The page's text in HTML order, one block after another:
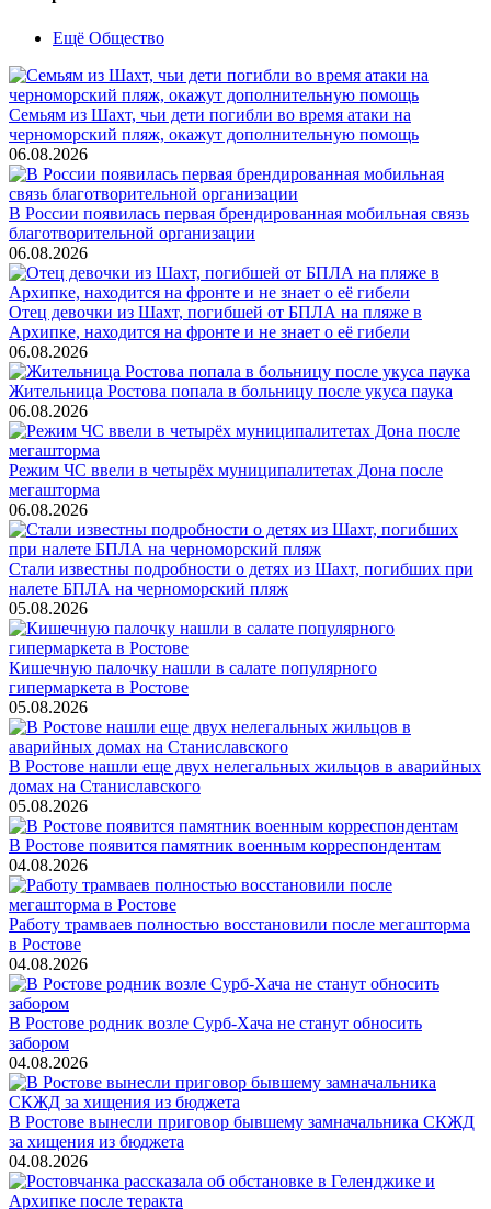
Ещё Общество
Семьям из Шахт, чьи дети погибли во время атаки на
черноморский пляж, окажут дополнительную помощь
06.08.2026
В России появилась первая брендированная мобильная связь
благотворительной организации
06.08.2026
Отец девочки из Шахт, погибшей от БПЛА на пляже в
Архипке, находится на фронте и не знает о её гибели
06.08.2026
Жительница Ростова попала в больницу после укуса паука
06.08.2026
Режим ЧС ввели в четырёх муниципалитетах Дона после
мегашторма
06.08.2026
Стали известны подробности о детях из Шахт, погибших при
налете БПЛА на черноморский пляж
05.08.2026
Кишечную палочку нашли в салате популярного
гипермаркета в Ростове
05.08.2026
В Ростове нашли еще двух нелегальных жильцов в аварийных
домах на Станиславского
05.08.2026
В Ростове появится памятник военным корреспондентам
04.08.2026
Работу трамваев полностью восстановили после мегашторма
в Ростове
04.08.2026
В Ростове родник возле Сурб-Хача не станут обносить
забором
04.08.2026
В Ростове вынесли приговор бывшему замначальника СКЖД
за хищения из бюджета
04.08.2026